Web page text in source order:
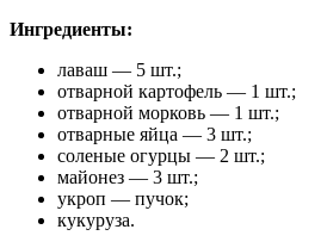
Ингредиенты:
лаваш — 5 шт.;
отварной картофель — 1 шт.;
отварной морковь — 1 шт.;
отварные яйца — 3 шт.;
соленые огурцы — 2 шт.;
майонез — 3 шт.;
укроп — пучок;
кукуруза.